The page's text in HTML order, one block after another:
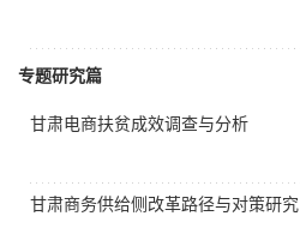
专题研究篇
甘肃电商扶贫成效调查与分析
甘肃商务供给侧改革路径与对策研究